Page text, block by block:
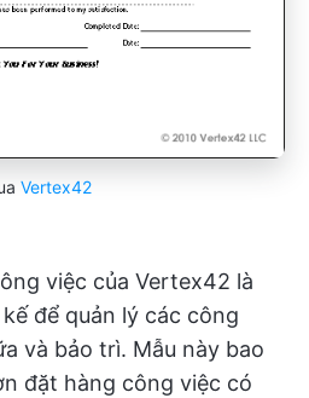
Vertex42
việc của Vertex42 là
để quản lý các công
và bảo trì. Mẫu này bao
đặt hàng công việc có